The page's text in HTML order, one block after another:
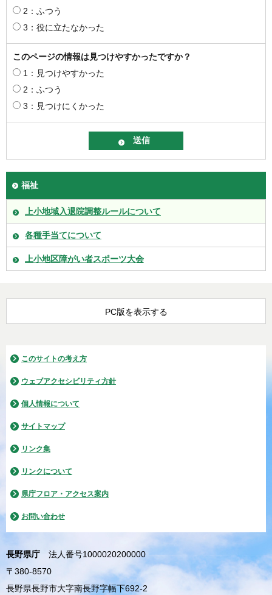
2：ふつう
3：役に立たなかった
このページの情報は見つけやすかったですか？
1：見つけやすかった
2：ふつう
3：見つけにくかった
福祉
上小地域入退院調整ルールについて
各種手当てについて
上小地区障がい者スポーツ大会
PC版を表示する
このサイトの考え方
ウェブアクセシビリティ方針
個人情報について
サイトマップ
リンク集
リンクについて
県庁フロア・アクセス案内
お問い合わせ
長野県庁
法人番号1000020200000
〒380-8570
長野県長野市大字南長野字幅下692-2